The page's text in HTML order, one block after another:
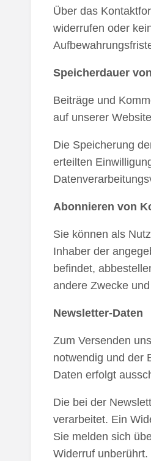
Über das
widerrufen oder
Speicherdauer
Beiträge und
auf unserer
Die Speicherung
erteilten
Abonnieren von
Sie können als
Inhaber der
befindet,
andere Zwecke
Newsletter-Daten
Zum Versenden
notwendig und der
Daten erfolgt
Die bei der
verarbeitet. Ein
Sie melden sich
Widerruf unberührt.